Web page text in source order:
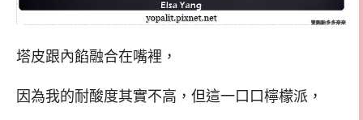
塔皮跟內餡融合在嘴裡，
因為我的耐酸度其實不高，但這一口口檸檬派，